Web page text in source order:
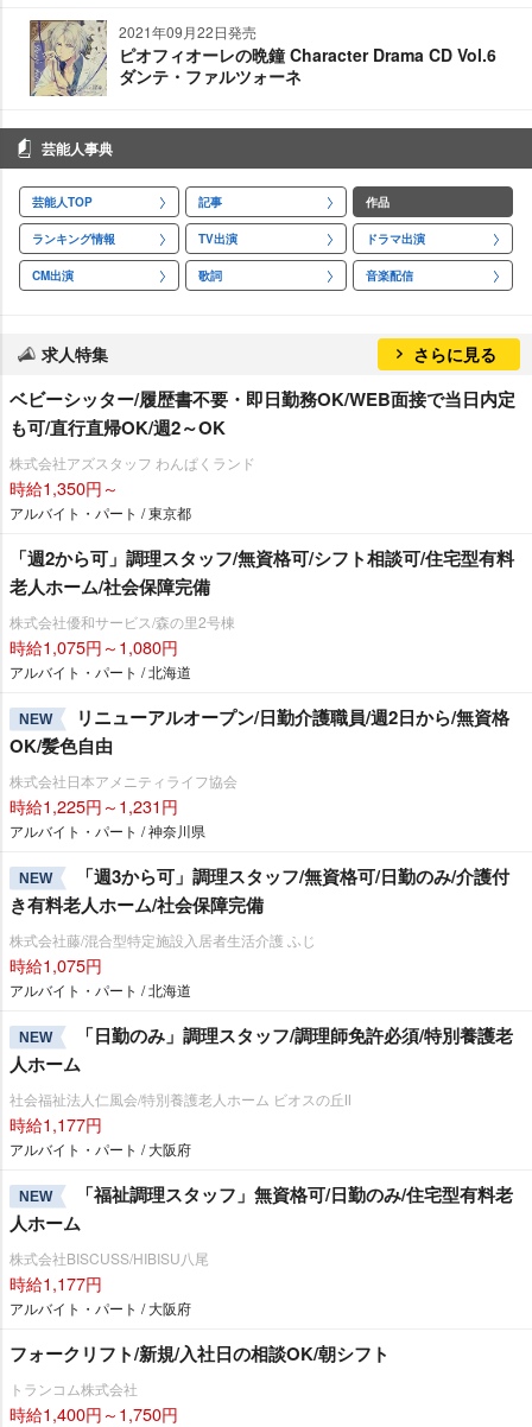
2021年09月22日発売
ピオフィオーレの晩鐘 Character Drama CD Vol.6
ダンテ・ファルツォーネ
芸能人事典
芸能人TOP 記事 作品
ランキング情報 TV出演 ドラマ出演
CM出演 歌詞 音楽配信
求人特集 さらに見る
ベビーシッター/履歴書不要・即日勤務OK/WEB面接で当日内定
も可/直行直帰OK/週2～OK
株式会社アズスタッフ わんぱくランド
時給1,350円～
アルバイト・パート / 東京都
「週2から可」調理スタッフ/無資格可/シフト相談可/住宅型有料
老人ホーム/社会保障完備
株式会社優和サービス/森の里2号棟
時給1,075円～1,080円
アルバイト・パート / 北海道
NEW
リニューアルオープン/日勤介護職員/週2日から/無資格
OK/髪色自由
株式会社日本アメニティライフ協会
時給1,225円～1,231円
アルバイト・パート / 神奈川県
NEW
「週3から可」調理スタッフ/無資格可/日勤のみ/介護付
き有料老人ホーム/社会保障完備
株式会社藤/混合型特定施設入居者生活介護 ふじ
時給1,075円
アルバイト・パート / 北海道
NEW
「日勤のみ」調理スタッフ/調理師免許必須/特別養護老
人ホーム
社会福祉法人仁風会/特別養護老人ホーム ビオスの丘Ⅱ
時給1,177円
アルバイト・パート / 大阪府
NEW
「福祉調理スタッフ」無資格可/日勤のみ/住宅型有料老
人ホーム
株式会社BISCUSS/HIBISU八尾
時給1,177円
アルバイト・パート / 大阪府
フォークリフト/新規/入社日の相談OK/朝シフト
トランコム株式会社
時給1,400円～1,750円